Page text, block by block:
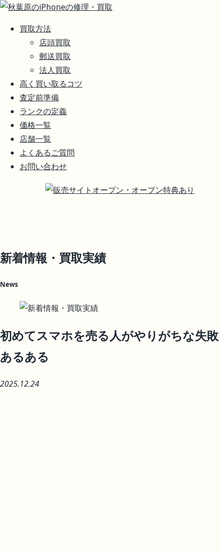
買取方法
店頭買取
郵送買取
法人買取
高く買い取るコツ
査定前準備
ランクの定義
価格一覧
店舗一覧
よくあるご質問
お問い合わせ
新着情報・買取実績
News
初めてスマホを売る人がやりがちな失敗
あるある
2025.12.24